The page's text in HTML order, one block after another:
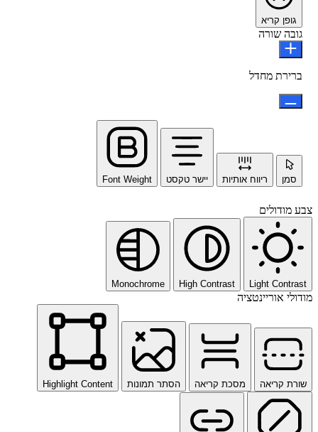
גופן קריא
גובה שורה
ברירת מחדל
סמן ריווח אותיות יישר טקסט Font Weight
צבע מודולים
Light Contrast
High Contrast
Monochrome
מודולי אוריינטציה
שורת קריאה מסכת קריאה הסתר תמונות Highlight Content